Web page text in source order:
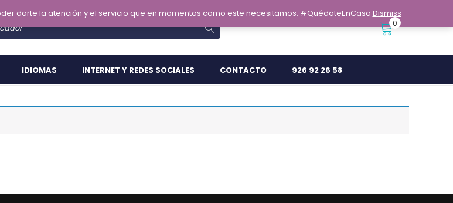
0
IDIOMAS INTERNET Y REDES SOCIALES CONTACTO 926 92 26 58
darte la atención y el servicio que en momentos como este necesitamos. #QuédateEnCasa Dismiss